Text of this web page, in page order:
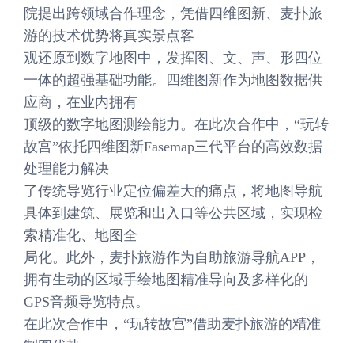
院提出跨领域合作理念，凭借四维图新、麦扑旅
游的技术优势将真实景点客
观还原到数字地图中，发挥图、文、声、形四位
一体的超强基础功能。四维图新作为地图数据供
应商，在业内拥有
顶级的数字地图测绘能力。在此次合作中，“玩转
故宫”依托四维图新Fasemap三代平台的高效数据
处理能力解决
了传统导览行业定位偏差大的痛点，将地图导航
具体到建筑、展览和出入口等公共区域，实现检
索精准化、地图全
局化。此外，麦扑旅游作为自助旅游导航APP，
拥有生动的区域手绘地图精准导向及多样化的
GPS音频导览特点。
在此次合作中，“玩转故宫”借助麦扑旅游的精准